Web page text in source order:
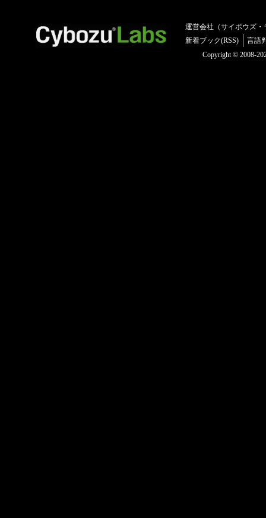
運営会社（サイボウズ・
新着ブック(RSS)
言語
Copyright © 2008-